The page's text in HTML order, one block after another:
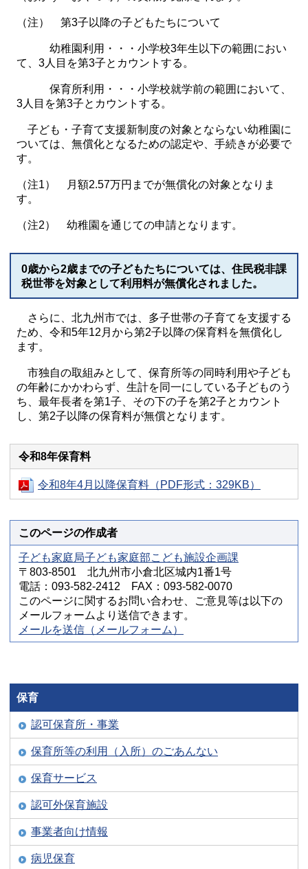
（注） 第3子以降の子どもたちについて
幼稚園利用・・・小学校3年生以下の範囲におい
て、3人目を第3子とカウントする。
保育所利用・・・小学校就学前の範囲において、
3人目を第3子とカウントする。
子ども・子育て支援新制度の対象とならない幼稚園に
ついては、無償化となるための認定や、手続きが必要で
す。
（注1） 月額2.57万円までが無償化の対象となりま
す。
（注2） 幼稚園を通じての申請となります。
0歳から2歳までの子どもたちについては、住民税非課
税世帯を対象として利用料が無償化されました。
さらに、北九州市では、多子世帯の子育てを支援する
ため、令和5年12月から第2子以降の保育料を無償化し
ます。
市独自の取組みとして、保育所等の同時利用や子ども
の年齢にかかわらず、生計を同一にしている子どものう
ち、最年長者を第1子、その下の子を第2子とカウント
し、第2子以降の保育料が無償となります。
令和8年保育料
令和8年4月以降保育料（PDF形式：329KB）
このページの作成者
子ども家庭局子ども家庭部こども施設企画課
〒803-8501 北九州市小倉北区城内1番1号
電話：093-582-2412 FAX：093-582-0070
このページに関するお問い合わせ、ご意見等は以下の
メールフォームより送信できます。
メールを送信（メールフォーム）
保育
認可保育所・事業
保育所等の利用（入所）のごあんない
保育サービス
認可外保育施設
事業者向け情報
病児保育